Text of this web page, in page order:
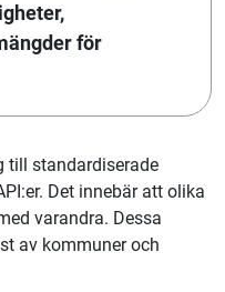
för
till standardiserade
Det innebär att olika
varandra. Dessa
av kommuner och